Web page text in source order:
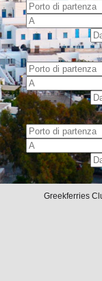
Greekferries